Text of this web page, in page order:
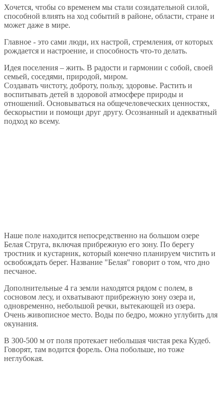
Хочется, чтобы со временем мы стали созидательной силой,
способной влиять на ход событий в районе, области, стране и
может даже в мире.
Главное - это сами люди, их настрой, стремления, от которых
рождается и настроение, и способность что-то делать.
Идея поселения – жить. В радости и гармонии с собой, своей
семьей, соседями, природой, миром.
Создавать чистоту, доброту, пользу, здоровье. Растить и
воспитывать детей в здоровой атмосфере природы и
отношений. Основываться на общечеловеческих ценностях,
бескорыстии и помощи друг другу. Осознанный и адекватный
подход ко всему.
Наше поле находится непосредственно на большом озере
Белая Струга, включая прибрежную его зону. По берегу
тростник и кустарник, который конечно планируем чистить и
освобождать берег. Название "Белая" говорит о том, что дно
песчаное.
Дополнительные 4 га земли находятся рядом с полем, в
сосновом лесу, и охватывают прибрежную зону озера и,
одновременно, небольшой речки, вытекающей из озера.
Очень живописное место. Воды по бедро, можно углубить для
окунания.
В 300-500 м от поля протекает небольшая чистая река Кудеб.
Говорят, там водится форель. Она побольше, но тоже
неглубокая.